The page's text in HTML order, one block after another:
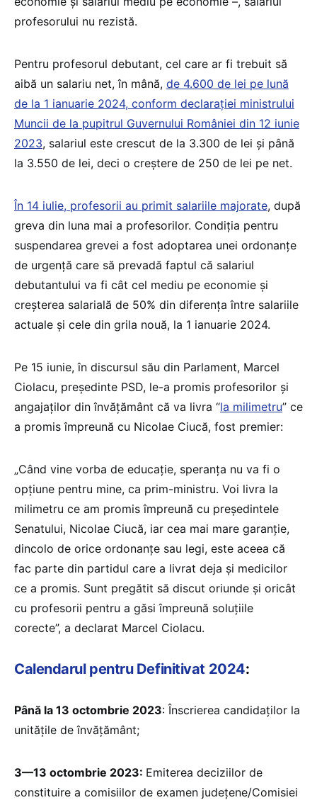
profesorului nu rezistă.
Pentru profesorul debutant, cel care ar fi trebuit să
aibă un salariu net, în mână, de 4.600 de lei pe lună
de la 1 ianuarie 2024, conform declarației ministrului
Muncii de la pupitrul Guvernului României din 12 iunie
2023, salariul este crescut de la 3.300 de lei și până
la 3.550 de lei, deci o creștere de 250 de lei pe net.
În 14 iulie, profesorii au primit salariile majorate, după
greva din luna mai a profesorilor. Condiția pentru
suspendarea grevei a fost adoptarea unei ordonanțe
de urgență care să prevadă faptul că salariul
debutantului va fi cât cel mediu pe economie și
creșterea salarială de 50% din diferența între salariile
actuale și cele din grila nouă, la 1 ianuarie 2024.
Pe 15 iunie, în discursul său din Parlament, Marcel
Ciolacu, președinte PSD, le-a promis profesorilor și
angajaților din învățământ că va livra “la milimetru” ce
a promis împreună cu Nicolae Ciucă, fost premier:
„Când vine vorba de educație, speranța nu va fi o
opțiune pentru mine, ca prim-ministru. Voi livra la
milimetru ce am promis împreună cu președintele
Senatului, Nicolae Ciucă, iar cea mai mare garanție,
dincolo de orice ordonanțe sau legi, este aceea că
fac parte din partidul care a livrat deja și medicilor
ce a promis. Sunt pregătit să discut oriunde și oricât
cu profesorii pentru a găsi împreună soluțiile
corecte”, a declarat Marcel Ciolacu.
Calendarul pentru Definitivat 2024:
Până la 13 octombrie 2023: Înscrierea candidaților la
unitățile de învățământ;
3—13 octombrie 2023: Emiterea deciziilor de
constituire a comisiilor de examen județene/Comisiei